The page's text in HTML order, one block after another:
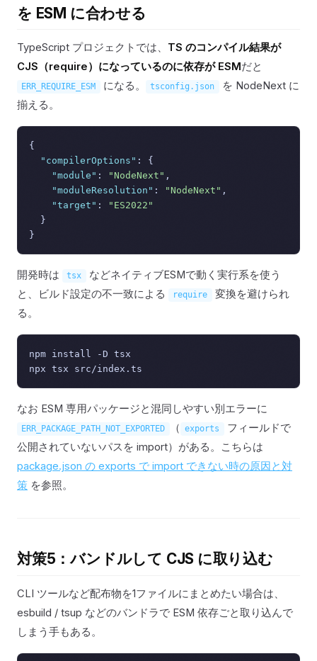
を ESM に合わせる
TypeScript プロジェクトでは、 TS のコンパイル結果が
CJS（require）になっているのに依存が ESMだと
ERR_REQUIRE_ESM になる。 tsconfig.json
を NodeNext に
揃える。
{
"compilerOptions" :
{
"module" : "NodeNext" ,
"moduleResolution" : "NodeNext" ,
"target" :
"ES2022"
}
}
開発時は tsx
などネイティブESMで動く実行系を使う
と、ビルド設定の不一致による
require
変換を避けられ
る。
npm install -D tsx
なお ESM 専用パッケージと混同しやすい別エラーに
ERR_PACKAGE_PATH_NOT_EXPORTED （ exports
フィールドで
公開されていないパスを import）がある。こちらは
package.json の exports で import できない時の原因と対
策 を参照。
対策5：バンドルして CJS に取り込む
CLI ツールなど配布物を1ファイルにまとめたい場合は、
esbuild / tsup などのバンドラで ESM 依存ごと取り込んで
しまう手もある。